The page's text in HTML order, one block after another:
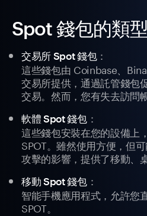
Spot 錢包的類
交易所 Spot 錢包：
這些錢包由 Coinbase、
交易所提供，通過託管錢包
交易。然而，您有失去訪問
軟體 Spot 錢包：
這些錢包安裝在您的設備上
SPOT。雖然使用方便，但
攻擊的影響，提供了移動、
移動 Spot 錢包：
智能手機應用程式，允許您
SPOT。